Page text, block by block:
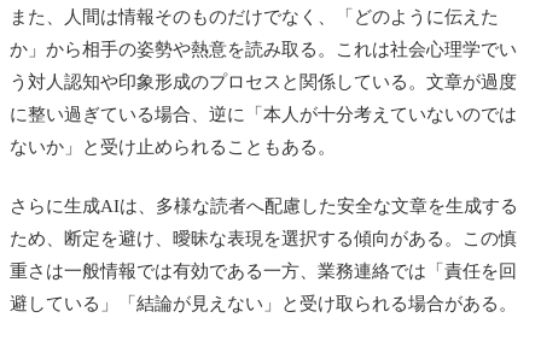
また、人間は情報そのものだけでなく、「どのように伝えた
か」から相手の姿勢や熱意を読み取る。これは社会心理学でい
う対人認知や印象形成のプロセスと関係している。文章が過度
に整い過ぎている場合、逆に「本人が十分考えていないのでは
ないか」と受け止められることもある。
さらに生成AIは、多様な読者へ配慮した安全な文章を生成する
ため、断定を避け、曖昧な表現を選択する傾向がある。この慎
重さは一般情報では有効である一方、業務連絡では「責任を回
避している」「結論が見えない」と受け取られる場合がある。